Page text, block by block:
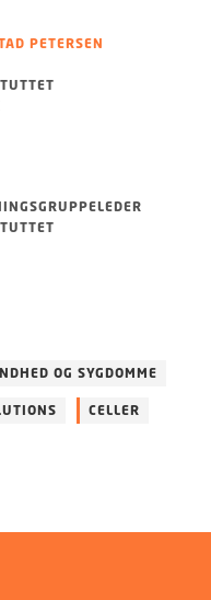
PETERSEN
OG SYGDOMME
CELLER